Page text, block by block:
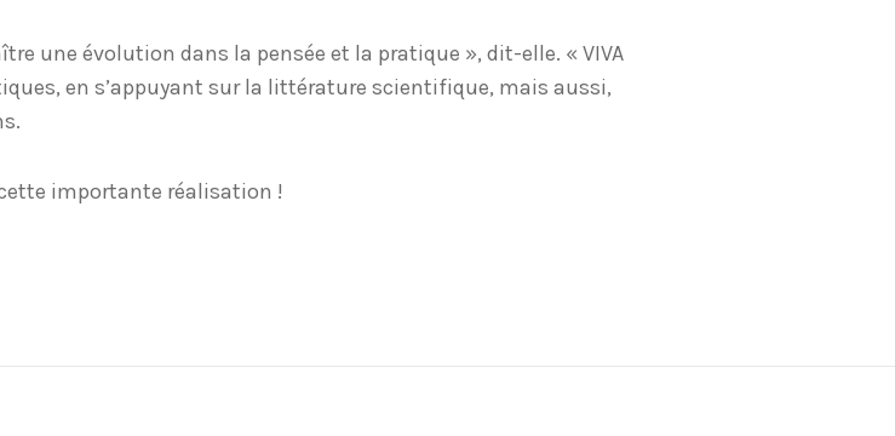
une évolution dans la pensée et la pratique », dit-elle. « VIVA
en s’appuyant sur la littérature scientifique, mais aussi,
importante réalisation !